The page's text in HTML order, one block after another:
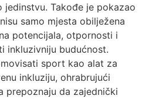
jedinstvu. Takođe je pokazao
samo mjesta obilježena
potencijala, otpornosti i
inkluzivniju budućnost.
sport kao alat za
inkluziju, ohrabrujući
prepoznaju da zajednički